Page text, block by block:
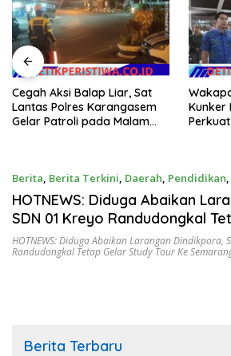
Cegah Aksi Balap Liar, Sat
Lantas Polres Karangasem
Gelar Patroli pada Malam
Kunker
Berita, Berita Terkini, Daerah, Pendidikan,
2026
HOTNEWS: Diduga Abaikan
SDN 01 Kreyo Randudongkal
Tour ke Semarang.
HOTNEWS: Diduga Abaikan Larangan Dindikpora,
Randudongkal Tetap Gelar Study Tour Ke
Berita Terbaru